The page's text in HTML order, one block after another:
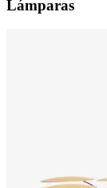
Lámparas